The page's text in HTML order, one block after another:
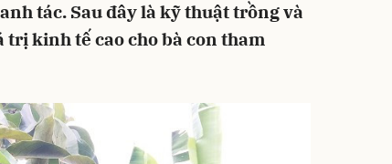
tác. Sau đây là kỹ thuật trồng và
trị kinh tế cao cho bà con tham